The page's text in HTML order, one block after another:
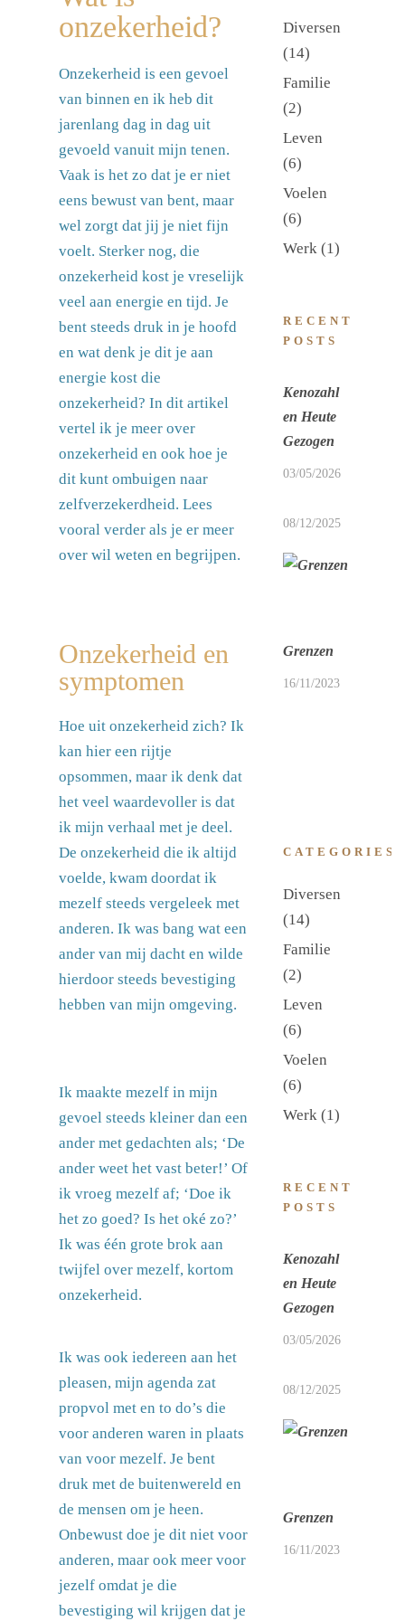
onzekerheid?
Onzekerheid is een gevoel
van binnen en ik heb dit
jarenlang dag in dag uit
gevoeld vanuit mijn tenen.
Vaak is het zo dat je er niet
eens bewust van bent, maar
wel zorgt dat jij je niet fijn
voelt. Sterker nog, die
onzekerheid kost je vreselijk
veel aan energie en tijd. Je
bent steeds druk in je hoofd
en wat denk je dit je aan
energie kost die
onzekerheid? In dit artikel
vertel ik je meer over
onzekerheid en ook hoe je
dit kunt ombuigen naar
zelfverzekerdheid. Lees
vooral verder als je er meer
over wil weten en begrijpen.
Onzekerheid en
symptomen
Hoe uit onzekerheid zich? Ik
kan hier een rijtje
opsommen, maar ik denk dat
het veel waardevoller is dat
ik mijn verhaal met je deel.
De onzekerheid die ik altijd
voelde, kwam doordat ik
mezelf steeds vergeleek met
anderen. Ik was bang wat een
ander van mij dacht en wilde
hierdoor steeds bevestiging
hebben van mijn omgeving.
Ik maakte mezelf in mijn
gevoel steeds kleiner dan een
ander met gedachten als; ‘De
ander weet het vast beter!’ Of
ik vroeg mezelf af; ‘Doe ik
het zo goed? Is het oké zo?’
Ik was één grote brok aan
twijfel over mezelf, kortom
onzekerheid.
Ik was ook iedereen aan het
pleasen, mijn agenda zat
propvol met en to do’s die
voor anderen waren in plaats
van voor mezelf. Je bent
druk met de buitenwereld en
de mensen om je heen.
Onbewust doe je dit niet voor
anderen, maar ook meer voor
jezelf omdat je die
bevestiging wil krijgen dat je
Diversen
(14)
Familie
(2)
Leven
(6)
Voelen
(6)
Werk (1)
RECENT
POSTS
Kenozahl
en Heute
Gezogen
03/05/2026
08/12/2025
Grenzen
16/11/2023
CATEGORIES
Diversen
(14)
Familie
(2)
Leven
(6)
Voelen
(6)
Werk (1)
RECENT
POSTS
Kenozahl
en Heute
Gezogen
03/05/2026
08/12/2025
Grenzen
16/11/2023